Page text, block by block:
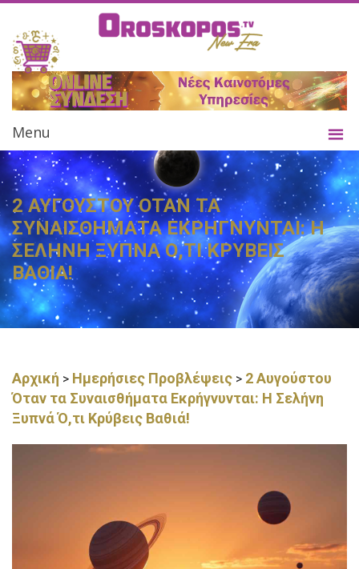
Menu
2 ΑΥΓΟΥΣΤΟΥ ΟΤΑΝ ΤΑ
ΣΥΝΑΙΣΘΗΜΑΤΑ ΕΚΡΗΓΝΥΝΤΑΙ: Η
ΣΕΛΗΝΗ ΞΥΠΝΑ Ο,ΤΙ ΚΡΥΒΕΙΣ
ΒΑΘΙΑ!
Αρχική > Ημερήσιες Προβλέψεις > 2 Αυγούστου
Όταν τα Συναισθήματα Εκρήγνυνται: Η Σελήνη
Ξυπνά Ό,τι Κρύβεις Βαθιά!